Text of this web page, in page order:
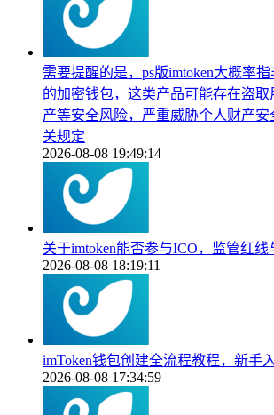
需要提醒的是，ps版imtoken大概率
的加密钱包，这类产品可能存在盗
产等安全风险，严重威胁个人财产安
关规定
2026-08-08 19:49:14
关于imtoken能否参与ICO，监管红线
2026-08-08 18:19:11
imToken钱包创建全流程教程，新手
2026-08-08 17:34:59